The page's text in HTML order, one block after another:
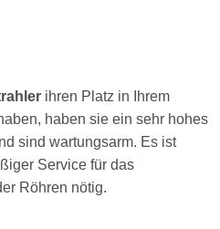
ihren Platz in Ihrem
haben sie ein sehr hohes
sind wartungsarm. Es ist
Service für das
Röhren nötig.